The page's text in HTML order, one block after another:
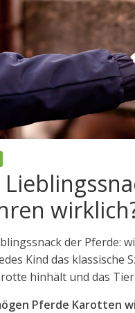
der Pferde:
Kind das klassische
hinhält und das
Pferde Karotten